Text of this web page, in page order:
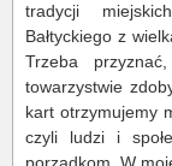
tradycji
Bałtyckiego z
Trzeba
towarzystwie
kart otrzymujemy
czyli ludzi i